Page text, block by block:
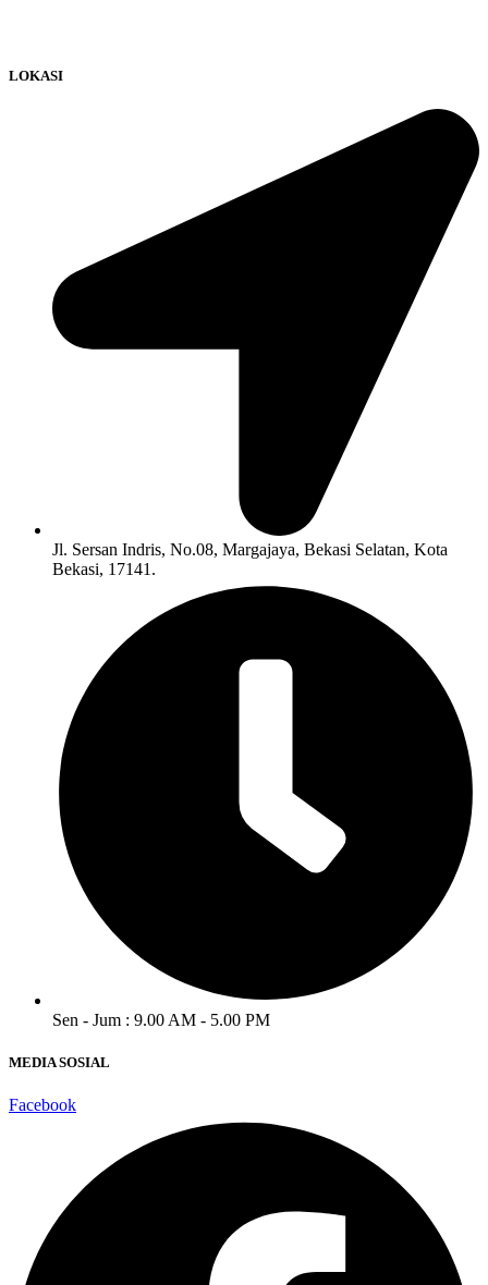
LOKASI
Jl. Sersan Indris, No.08, Margajaya, Bekasi Selatan, Kota
Bekasi, 17141.
Sen - Jum : 9.00 AM - 5.00 PM
MEDIA SOSIAL
Facebook